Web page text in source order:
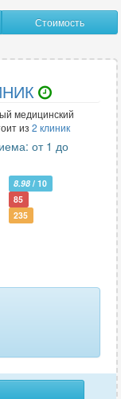
83
96
Стоимость
медицинский
из 2 клиник
от 1 до
8.98 / 10
85
235